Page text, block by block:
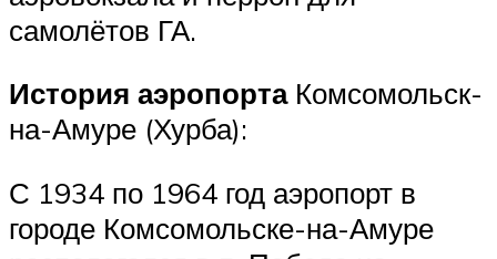
самолётов ГА.
История аэропортаКомсомольск-
на-Амуре (Хурба):
С 1934 по 1964 год аэропорт в
городе Комсомольске-на-Амуре